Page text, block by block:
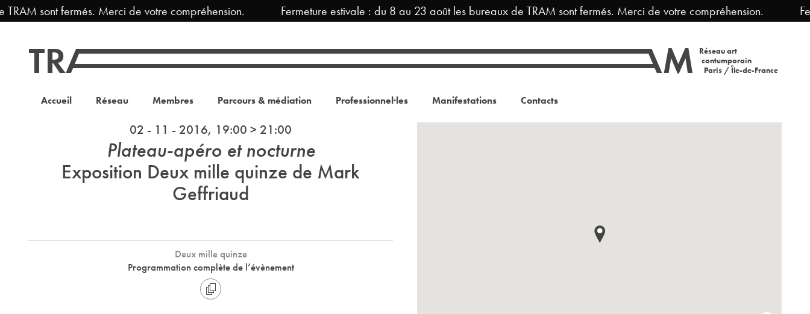
sont fermés. Merci de votre compréhension. Fermeture estivale : du 8 au 23 août les bureaux de TRAM sont fermés. Merci de votre compréhension.
Réseau art
contemporain
Paris / Île-de-France
Accueil Réseau Membres Parcours & médiation Professionnel·les Manifestations Contacts
02 - 11 - 2016, 19:00 > 21:00
Plateau-apéro et nocturne
Exposition Deux mille quinze de Mark
Geffriaud
Deux mille quinze
Programmation complète de l’évènement